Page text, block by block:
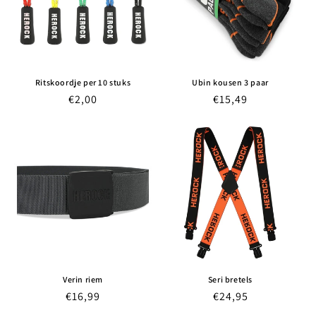
Ritskoordje per 10 stuks
Normale
€2,00
Ubin kousen 3 paar
Normale
€15,49
Verin riem
Normale
€16,99
Seri bretels
Normale
€24,95